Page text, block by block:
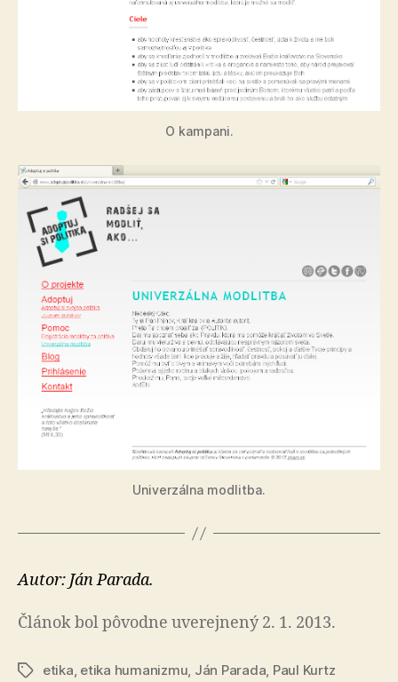
O kampani.
Univerzálna modlitba.
Autor: Ján Parada.
Článok bol pôvodne uverejnený 2. 1. 2013.
Značky
etika etika humanizmu Ján Parada Paul Kurtz